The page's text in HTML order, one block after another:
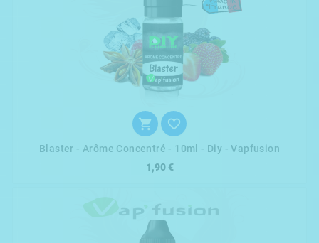
 
Blaster - Arôme Concentré - 10ml - Diy - Vapfusion
1,90 €